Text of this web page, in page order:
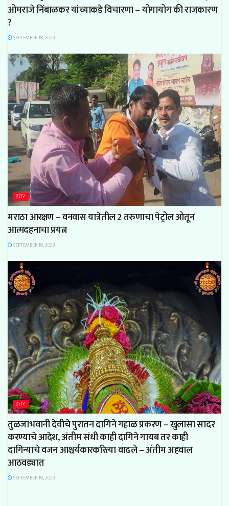
ओमराजे निंबाळकर यांच्याकडे विचारणा – योगायोग की राजकारण
?
SEPTEMBER 18, 2023
इतर
मराठा आरक्षण – वनवास यात्रेतील 2 तरुणाचा पेट्रोल ओतून
आत्मदहनाचा प्रयत्न
SEPTEMBER 18, 2023
इतर
तुळजाभवानी देवीचे पुरातन दागिने गहाळ प्रकरण – खुलासा सादर
करण्याचे आदेश, अंतीम संधी काही दागिने गायब तर काही
दागिन्याचे वजन आश्चर्यकारकरित्या वाढले – अंतीम अहवाल
आठवड्यात
SEPTEMBER 18, 2023